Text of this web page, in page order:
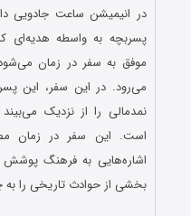
در انیمیشن ساعت جادویی
پسربچه به واسطه هدیه‌ای
موفق به سفر در زمان
می‌رود. در این سفر، این
نمدمالی را از نزدیک
است. این سفر در زمان
اشاره‌هایی به فرهنگ
بخشی از حوادث تاریخی را